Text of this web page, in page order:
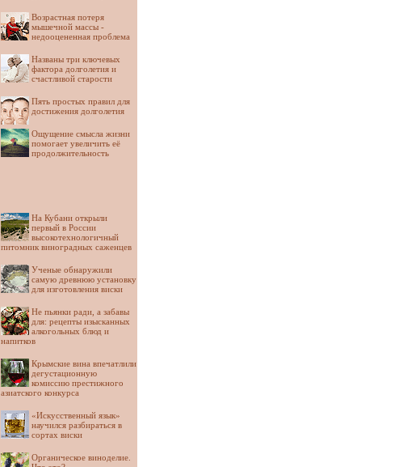
Возрастная потеря
мышечной массы -
недооцененная проблема
Названы три ключевых
фактора долголетия и
счастливой старости
Пять простых правил для
достижения долголетия
Ощущение смысла жизни
помогает увеличить её
продолжительность
На Кубани открыли
первый в России
высокотехнологичный
питомник виноградных саженцев
Ученые обнаружили
самую древнюю установку
для изготовления виски
Не пьянки ради, а забавы
для: рецепты изысканных
алкогольных блюд и
напитков
Крымские вина впечатлили
дегустационную
комиссию престижного
азиатского конкурса
«Искусственный язык»
научился разбираться в
сортах виски
Органическое виноделие.